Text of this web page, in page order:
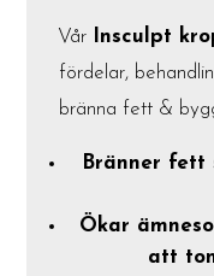
Vår Insculpt
fördelar,
bränna fett &
Bränner fett
Ökar
att